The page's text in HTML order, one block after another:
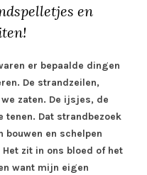
en
er bepaalde dingen
De strandzeilen,
zaten. De ijsjes, de
tenen. Dat strandbezoek
en schelpen
zit in ons bloed of het
want mijn eigen